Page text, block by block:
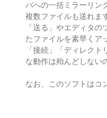
バへの一括ミラーリン
複数ファイルも送れま
「送る」やエディタ
たファイルを素早くア
「接続」「ディレク
な動作は殆んどしない
なお、このソフトはコ